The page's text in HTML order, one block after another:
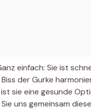
einfach: Sie ist
der Gurke
sie eine gesunde
uns gemeinsam